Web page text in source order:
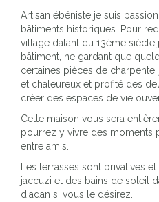
Artisan ébéniste je suis
bâtiments historiques. Pour
village datant du 13ème
bâtiment, ne gardant que
certaines pièces de
et chaleureux et profité des
créer des espaces de vie
Cette maison vous sera
pourrez y vivre des moments
entre amis.
Les terrasses sont privatives
jaccuzi et des bains de soleil
d'adan si vous le désirez.